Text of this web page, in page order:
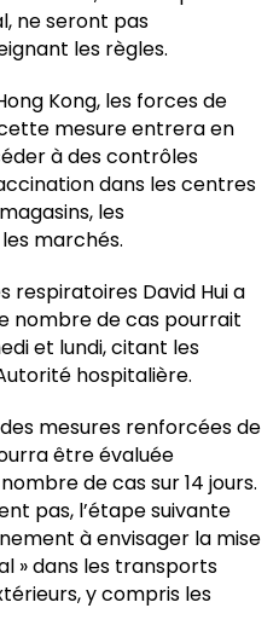
ne seront pas
les règles.
Kong, les forces de
mesure entrera en
à des contrôles
dans les centres
les
marchés.
respiratoires David Hui a
nombre de cas pourrait
et lundi, citant les
hospitalière.
mesures renforcées de
être évaluée
de cas sur 14 jours.
pas, l’étape suivante
à envisager la mise
» dans les transports
y compris les